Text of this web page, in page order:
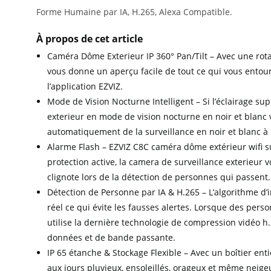
Forme Humaine par IA, H.265, Alexa Compatible.
À propos de cet article
Caméra Dôme Exterieur IP 360° Pan/Tilt – Avec une
vous donne un aperçu facile de tout ce qui vous
l’application EZVIZ.
Mode de Vision Nocturne Intelligent – Si l’éclairage
exterieur en mode de vision nocturne en noir et blanc
automatiquement de la surveillance en noir et blanc
Alarme Flash – EZVIZ C8C caméra dôme extérieur
protection active, la camera de surveillance exterieur
clignote lors de la détection de personnes qui passent.
Détection de Personne par IA & H.265 –
réel ce qui évite les fausses alertes. Lorsque des
utilise la dernière technologie de compression vidéo
données et de bande passante.
IP 65 étanche & Stockage Flexible – Avec un boîtier
aux jours pluvieux, ensoleillés, orageux et même